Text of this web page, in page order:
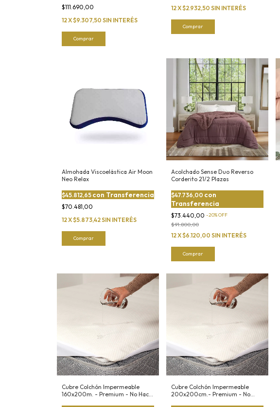
$111.690,00
12X$9.307,50 SIN INTERÉS
Comprar
12X$2.932,50 SIN INTERÉS
Almohada Viscoelástica Air Moon
Neo Relax
$70.481,00
$45.812,65 con Transferencia
12X$5.873,42SIN INTERÉS
Acolchado Sense Duo Reverso
Corderito 21/2 Plazas
$73.440,00 -20%OFF
$91.800,00
$47.736,00 con
Transferencia
12X$6.120,00 SIN INTERÉS
Comprar
Cubre Colchón Impermeable
160x200m. - Premium - No Hace
Cubre Colchón Impermeable
200x200cm.- Premium - No